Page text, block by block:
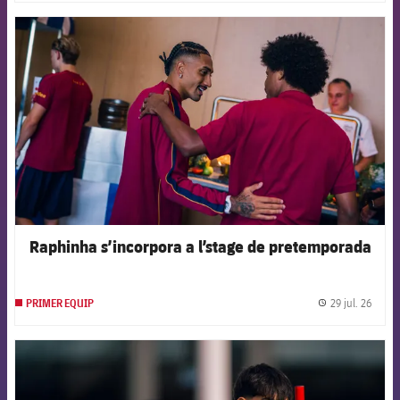
Raphinha s’incorpora a l’stage de pretemporada
PRIMER EQUIP 29 jul. 26